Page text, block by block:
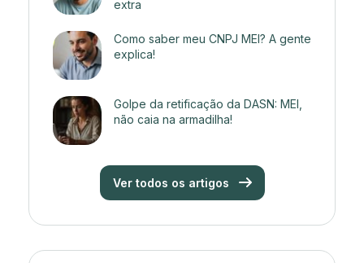
extra
Como saber meu CNPJ MEI? A gente
explica!
Golpe da retificação da DASN: MEI,
não caia na armadilha!
Ver todos os artigos